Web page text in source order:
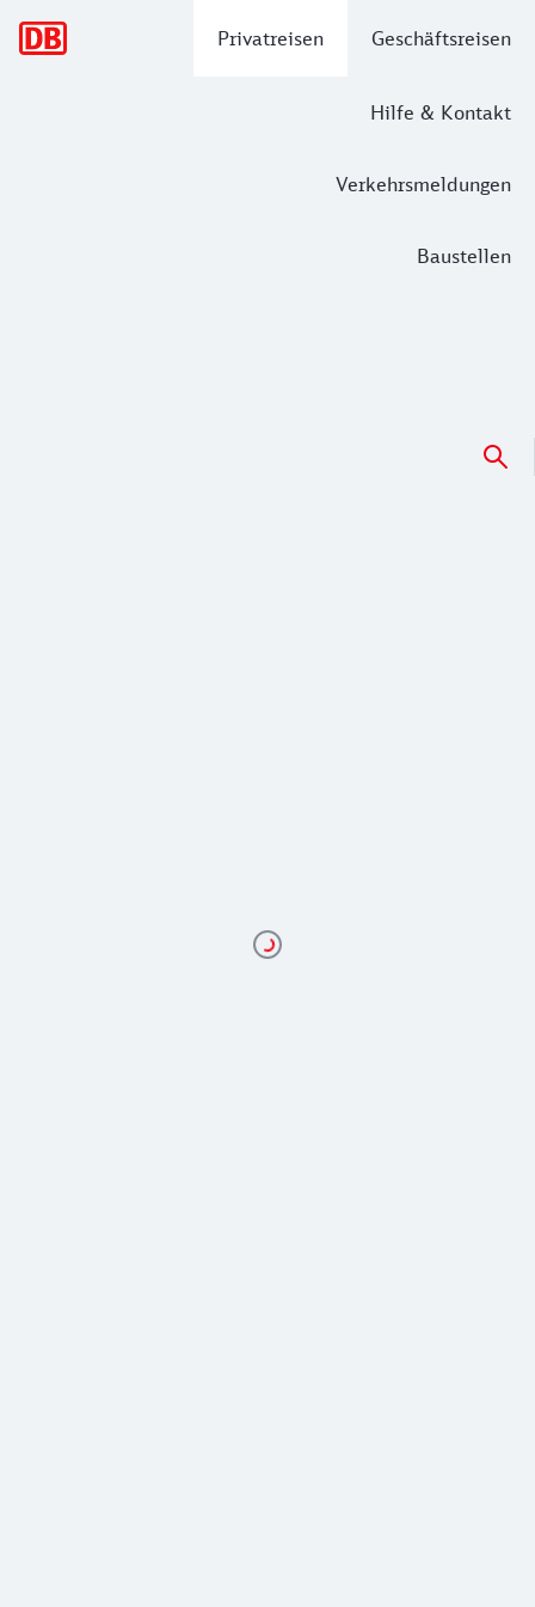
Privatreisen Geschäftsreisen
Hilfe & Kontakt
Verkehrsmeldungen
Baustellen